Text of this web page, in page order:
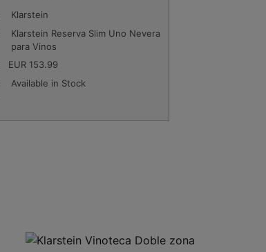
Klarstein
Klarstein Reserva Slim Uno Nevera
para Vinos
EUR153.99
Available in Stock